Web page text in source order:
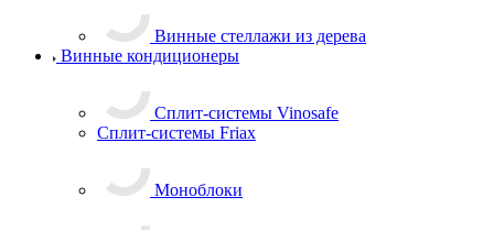
Винные стеллажи из дерева
Винные кондиционеры
Сплит-системы Vinosafe
Сплит-системы Friax
Моноблоки